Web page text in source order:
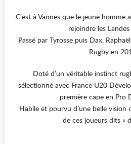
C’est à Vannes que le jeune homme
rejoindre les
Passé par Tyrosse puis Dax,
Rugby en
Doté d’un véritable instinct
sélectionné avec France U20
première cape en Pro
Habile et pourvu d’une belle vision
de ces joueurs dits «